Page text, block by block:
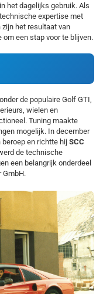
het dagelijks gebruik. Als
expertise met
het resultaat van
een stap voor te blijven.
de populaire Golf GTI,
wielen en
Tuning maakte
mogelijk. In december
beroep en richtte hij SCC
de technische
een belangrijk onderdeel
GmbH.